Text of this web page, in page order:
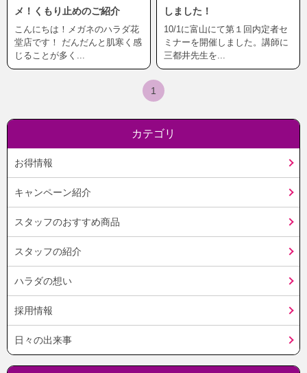
メ！くもり止めのご紹介
こんにちは！メガネのハラダ花
堂店です！ だんだんと肌寒く感
じることが多く...
しました！
10/1に富山にて第１回内定者セ
ミナーを開催しました。講師に
三都井先生を...
1
カテゴリ
お得情報
キャンペーン紹介
スタッフのおすすめ商品
スタッフの紹介
ハラダの想い
採用情報
日々の出来事